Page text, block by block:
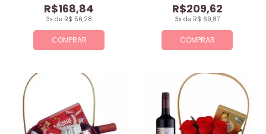
COMPRAR
3x de R$ 56,28
R$168,84
COMPRAR
3x de R$ 69,87
R$209,62